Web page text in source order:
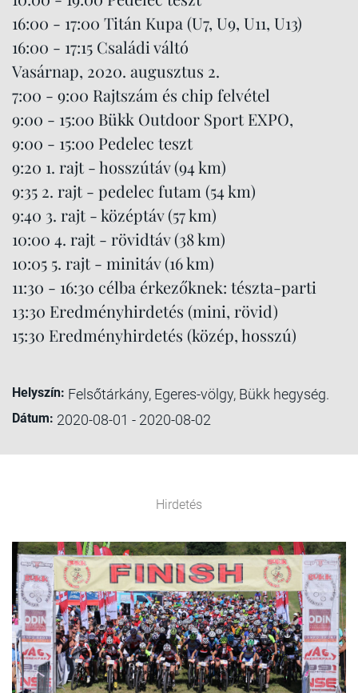
16:00 - 17:00 Titán Kupa (U7, U9, U11, U13)
16:00 - 17:15 Családi váltó
Vasárnap, 2020. augusztus 2.
7:00 - 9:00 Rajtszám és chip felvétel
9:00 - 15:00 Bükk Outdoor Sport EXPO,
9:00 - 15:00 Pedelec teszt
9:20 1. rajt - hosszútáv (94 km)
9:35 2. rajt - pedelec futam (54 km)
9:40 3. rajt - középtáv (57 km)
10:00 4. rajt - rövidtáv (38 km)
10:05 5. rajt - minitáv (16 km)
11:30 - 16:30 célba érkezőknek: tészta-parti
13:30 Eredményhirdetés (mini, rövid)
15:30 Eredményhirdetés (közép, hosszú)
Helyszín: Felsőtárkány, Egeres-völgy, Bükk hegység.
Dátum: 2020-08-01 - 2020-08-02
Hirdetés